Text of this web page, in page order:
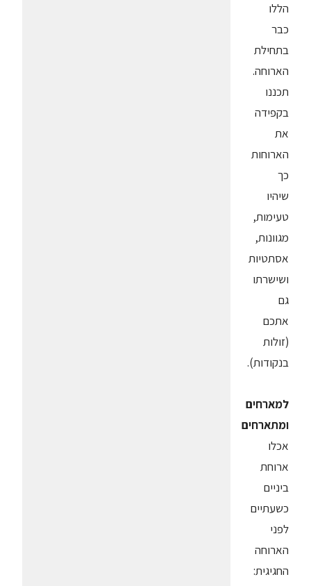
הללו
כבר
בתחילת
הארוחה.
תכננו
בקפידה
את
הארוחות
כך
שיהיו
טעימות,
מגוונות,
אסתטיות
ושישרתו
גם
אתכם
(זולות
בנקודות).
למארחים
ומתארחים
אכלו
ארוחת
ביניים
כשעתיים
לפני
הארוחה
החגיגית: